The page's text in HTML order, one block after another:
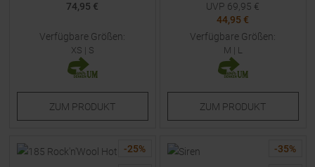
74,95 €
Verfügbare Größen:
XS | S
ZUM PRODUKT
UVP 69,95 €
44,95 €
Verfügbare Größen:
M | L
ZUM PRODUKT
-25% -35%